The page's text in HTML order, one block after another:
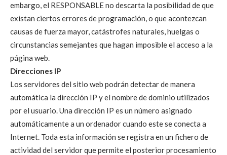
embargo, el RESPONSABLE no descarta la posibilidad de que
existan ciertos errores de programación, o que acontezcan
causas de fuerza mayor, catástrofes naturales, huelgas o
circunstancias semejantes que hagan imposible el acceso a la
página web.
Direcciones IP
Los servidores del sitio web podrán detectar de manera
automática la dirección IP y el nombre de dominio utilizados
por el usuario. Una dirección IP es un número asignado
automáticamente a un ordenador cuando este se conecta a
Internet. Toda esta información se registra en un fichero de
actividad del servidor que permite el posterior procesamiento